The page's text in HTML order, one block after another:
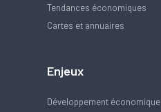
Tendances économiques
Cartes et annuaires
Enjeux
Développement économique